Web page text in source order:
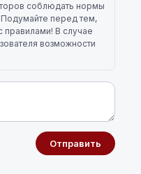
соблюдать нормы
Подумайте перед тем,
правилами! В случае
возможности
Отправить